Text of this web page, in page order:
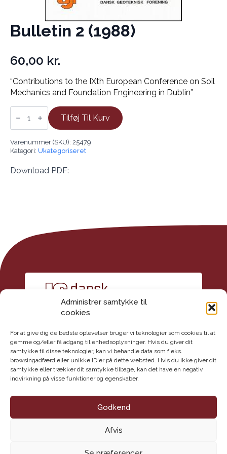
Administrer samtykke til
cookies
For at give dig de bedste oplevelser bruger vi teknologier som cookies til at
gemme og/eller få adgang til enhedsoplysninger. Hvis du giver dit
samtykke til disse teknologier, kan vi behandle data som f.eks.
browsingadfærd eller unikke ID'er på dette websted. Hvis du ikke giver dit
samtykke eller trækker dit samtykke tilbage, kan det have en negativ
indvirkning på visse funktioner og egenskaber.
Godkend
Afvis
Bulletin 2 (1988)
60,00 kr.
“Contributions to the IXth European Conference on Soil
Mechanics and Foundation Engineering in Dublin”
Bulletin
Tilføj Til Kurv
Varenummer (SKU): 25479
Kategori: Ukategoriseret
Download PDF:
Kontakt
Dansk Geoteknisk Forening
Maglebjergvej 1
E-mail: info@danskgeotekniskforening.dk
CVR-nr.: 62 16 09 18